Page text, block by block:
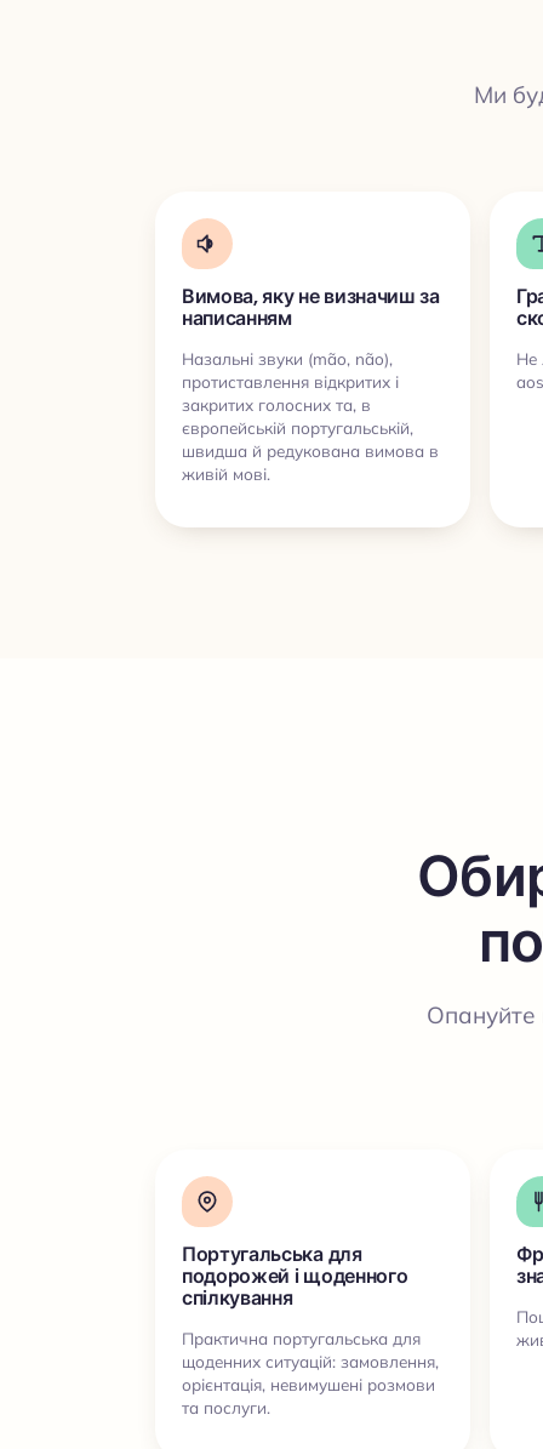
Ми
Вимова, яку не визначиш за
написанням
Назальні звуки (mão, não),
протиставлення відкритих і
закритих голосних та, в
європейській португальській,
швидша й редукована вимова в
живій мові.
Не
Опануйте
Португальська для
подорожей і щоденного
спілкування
Практична португальська для
щоденних ситуацій: замовлення,
орієнтація, невимушені розмови
та послуги.